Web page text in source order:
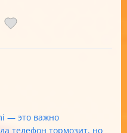
— это важно
телефон тормозит, но